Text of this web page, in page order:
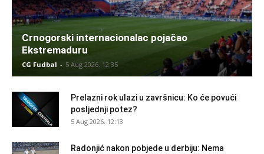
Crnogorski internacionalac pojačao
Ekstremaduru
CG Fudbal - 5 Aug 2026. 12:35
Prelazni rok ulazi u završnicu: Ko će povući
posljednji potez?
5 Aug 2026. 12:13
Radonjić nakon pobjede u derbiju: Nema